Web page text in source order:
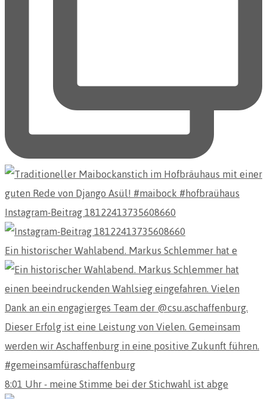
Instagram-Beitrag 18122413735608660
Ein historischer Wahlabend. Markus Schlemmer hat e
8:01 Uhr - meine Stimme bei der Stichwahl ist abge